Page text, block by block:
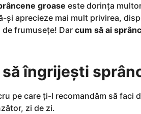
groase este dorința
și aprecieze mai mult privirea,
de frumusețe! Darcum să ai
să îngrijești
pe care ți-l recomandăm să faci
zi de zi.